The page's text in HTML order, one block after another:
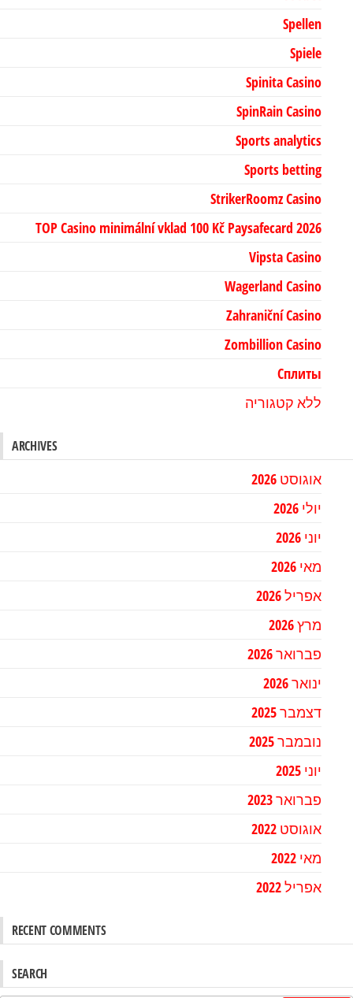
Spellen
Spiele
Spinita Casino
SpinRain Casino
Sports analytics
Sports betting
StrikerRoomz Casino
TOP Casino minimální vklad 100 Kč Paysafecard 2026
Vipsta Casino
Wagerland Casino
Zahraniční Casino
Zombillion Casino
Сплиты
ללא קטגוריה
ARCHIVES
אוגוסט 2026
יולי 2026
יוני 2026
מאי 2026
אפריל 2026
מרץ 2026
פברואר 2026
ינואר 2026
דצמבר 2025
נובמבר 2025
יוני 2025
פברואר 2023
אוגוסט 2022
מאי 2022
אפריל 2022
RECENT COMMENTS
SEARCH